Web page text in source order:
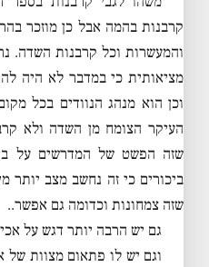
קרבנות בהמה אבל כן מוזכר
והמעשרות וכל קרבנות השדה.
מציאותית כי במדבר לא היה
וכן הוא מנהג הנוודים בכל
העיקר הצומח מן השדה ולא
שזה הפשט של המדרשים על
ביכורים כי זה נחשב מצב יותר
שזה צמחונות וכדומה גם אפשר..
גם יש הרבה יותר דגש על
וגם יש לו פתאום מצוות של